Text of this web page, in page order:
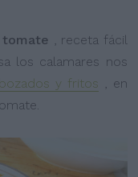
tomate , receta fácil
los calamares nos
y fritos , en